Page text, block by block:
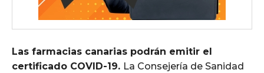
Las farmacias canarias podrán emitir el
certificado COVID-19. La Consejería de Sanidad